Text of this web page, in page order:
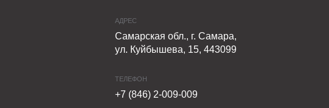
АДРЕС
Самарская обл., г. Самара,
ул. Куйбышева, 15, 443099
ТЕЛЕФОН
+7 (846) 2-009-009